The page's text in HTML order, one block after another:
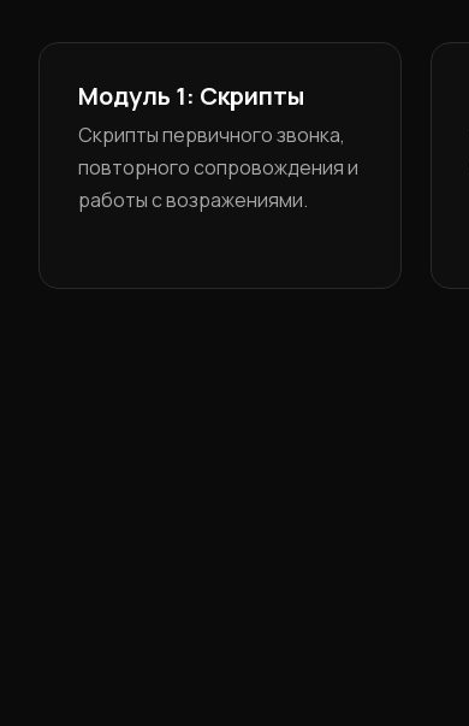
Модуль 1: Скрипты
Скрипты первичного звонка,
повторного сопровождения и
работы с возражениями.